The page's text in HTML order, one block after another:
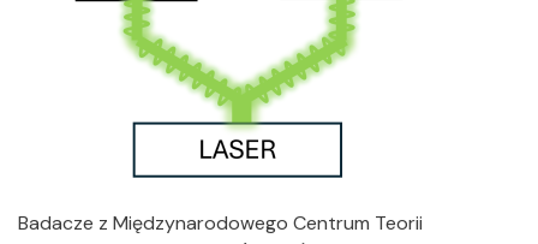
Badacze z Międzynarodowego Centrum Teorii